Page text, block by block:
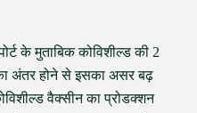
के मुताबिक कोविशील्ड की 2
अंतर होने से इसका असर बढ़
वैक्सीन का प्रोडक्शन